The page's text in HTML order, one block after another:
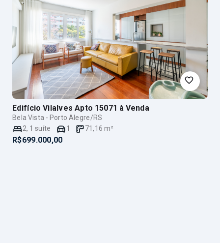
Edifício Vilalves Apto 15071 à Venda
Bela Vista - Porto Alegre/RS
2, 1 suíte 1 71,16 m²
R$699.000,00